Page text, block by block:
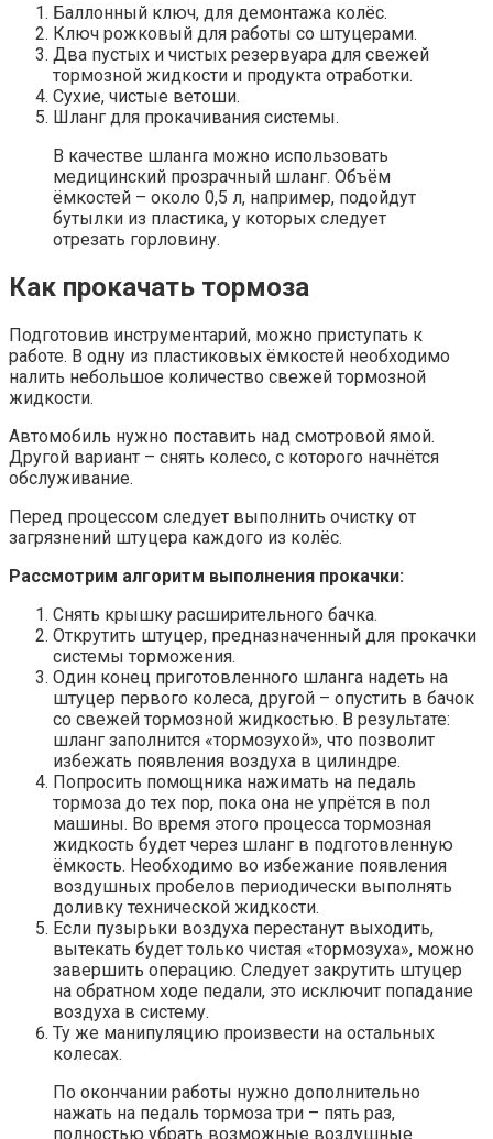
Баллонный ключ, для демонтажа колёс.
Ключ рожковый для работы со штуцерами.
Два пустых и чистых резервуара для свежей
тормозной жидкости и продукта отработки.
Сухие, чистые ветоши.
Шланг для прокачивания системы.
В качестве шланга можно использовать
медицинский прозрачный шланг. Объём
ёмкостей – около 0,5 л, например, подойдут
бутылки из пластика, у которых следует
отрезать горловину.
Как прокачать тормоза
Подготовив инструментарий, можно приступать к
работе. В одну из пластиковых ёмкостей необходимо
налить небольшое количество свежей тормозной
жидкости.
Автомобиль нужно поставить над смотровой ямой.
Другой вариант – снять колесо, с которого начнётся
обслуживание.
Перед процессом следует выполнить очистку от
загрязнений штуцера каждого из колёс.
Рассмотрим алгоритм выполнения прокачки:
Снять крышку расширительного бачка.
Открутить штуцер, предназначенный для прокачки
системы торможения.
Один конец приготовленного шланга надеть на
штуцер первого колеса, другой – опустить в бачок
со свежей тормозной жидкостью. В результате:
шланг заполнится «тормозухой», что позволит
избежать появления воздуха в цилиндре.
Попросить помощника нажимать на педаль
тормоза до тех пор, пока она не упрётся в пол
машины. Во время этого процесса тормозная
жидкость будет через шланг в подготовленную
ёмкость. Необходимо во избежание появления
воздушных пробелов периодически выполнять
доливку технической жидкости.
Если пузырьки воздуха перестанут выходить,
вытекать будет только чистая «тормозуха», можно
завершить операцию. Следует закрутить штуцер
на обратном ходе педали, это исключит попадание
воздуха в систему.
Ту же манипуляцию произвести на остальных
колесах.
По окончании работы нужно дополнительно
нажать на педаль тормоза три – пять раз,
полностью убрать возможные воздушные